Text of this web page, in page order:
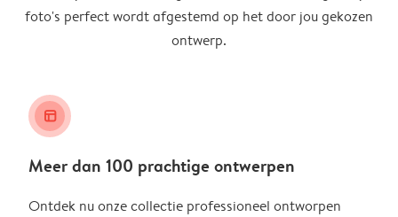
foto's perfect wordt afgestemd op het door jou gekozen
ontwerp.
layout_alt
Meer dan 100 prachtige ontwerpen
Ontdek nu onze collectie professioneel ontworpen